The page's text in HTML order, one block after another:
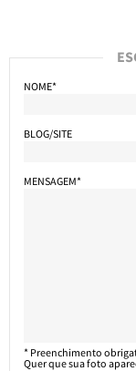
NOME*
BLOG/SITE
MENSAGEM*
* Preenchimento
Quer que sua foto